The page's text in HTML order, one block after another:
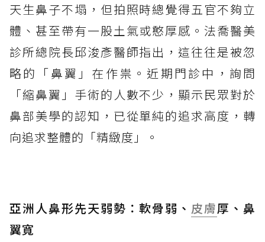
天生鼻子不塌，但拍照時總覺得五官不夠立
體、甚至帶有一股土氣或憨厚感。法喬醫美
診所總院長邱浚彥醫師指出，這往往是被忽
略的「鼻翼」在作祟。近期門診中，詢問
「縮鼻翼」手術的人數不少，顯示民眾對於
鼻部美學的認知，已從單純的追求高度，轉
向追求整體的「精緻度」。
亞洲人鼻形先天弱勢：軟骨弱、 皮膚厚、鼻
翼寬